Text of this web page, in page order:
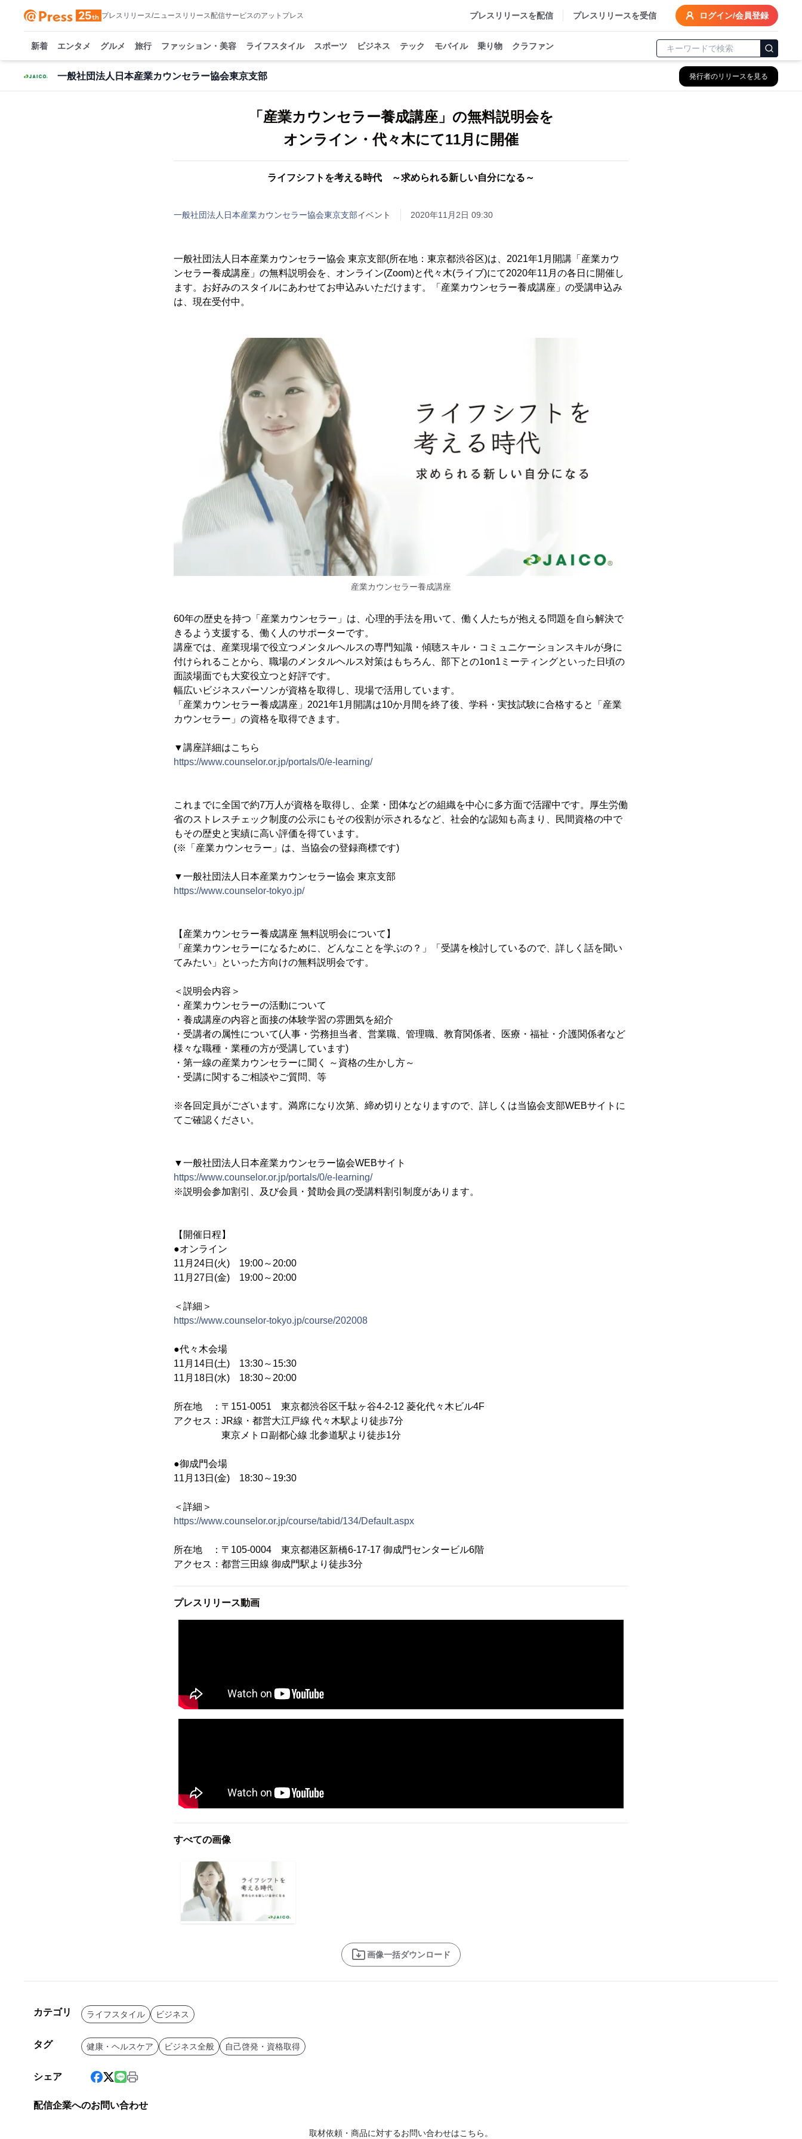
プレスリリース/ニュースリリース配信サービスのアットプレス プレスリリースを配信 プレスリリースを受信 ログイン/会員登録
新着 エンタメ グルメ 旅行 ファッション・美容 ライフスタイル スポーツ ビジネス テック モバイル 乗り物 クラファン
一般社団法人日本産業カウンセラー協会東京支部 発行者のリリースを見る
「産業カウンセラー養成講座」の無料説明会を
オンライン・代々木にて11月に開催
ライフシフトを考える時代 ～求められる新しい自分になる～
一般社団法人日本産業カウンセラー協会東京支部イベント 2020年11月2日 09:30
一般社団法人日本産業カウンセラー協会 東京支部(所在地：東京都渋谷区)は、2021年1月開講「産業カウ
ンセラー養成講座」の無料説明会を、オンライン(Zoom)と代々木(ライブ)にて2020年11月の各日に開催し
ます。お好みのスタイルにあわせてお申込みいただけます。「産業カウンセラー養成講座」の受講申込み
は、現在受付中。
産業カウンセラー養成講座
60年の歴史を持つ「産業カウンセラー」は、心理的手法を用いて、働く人たちが抱える問題を自ら解決で
きるよう支援する、働く人のサポーターです。
講座では、産業現場で役立つメンタルヘルスの専門知識・傾聴スキル・コミュニケーションスキルが身に
付けられることから、職場のメンタルヘルス対策はもちろん、部下との1on1ミーティングといった日頃の
面談場面でも大変役立つと好評です。
幅広いビジネスパーソンが資格を取得し、現場で活用しています。
「産業カウンセラー養成講座」2021年1月開講は10か月間を終了後、学科・実技試験に合格すると「産業
カウンセラー」の資格を取得できます。
▼講座詳細はこちら
https://www.counselor.or.jp/portals/0/e-learning/
これまでに全国で約7万人が資格を取得し、企業・団体などの組織を中心に多方面で活躍中です。厚生労働
省のストレスチェック制度の公示にもその役割が示されるなど、社会的な認知も高まり、民間資格の中で
もその歴史と実績に高い評価を得ています。
(※「産業カウンセラー」は、当協会の登録商標です)
▼一般社団法人日本産業カウンセラー協会 東京支部
https://www.counselor-tokyo.jp/
【産業カウンセラー養成講座 無料説明会について】
「産業カウンセラーになるために、どんなことを学ぶの？」「受講を検討しているので、詳しく話を聞い
てみたい」といった方向けの無料説明会です。
＜説明会内容＞
・産業カウンセラーの活動について
・養成講座の内容と面接の体験学習の雰囲気を紹介
・受講者の属性について(人事・労務担当者、営業職、管理職、教育関係者、医療・福祉・介護関係者など
様々な職種・業種の方が受講しています)
・第一線の産業カウンセラーに聞く ～資格の生かし方～
・受講に関するご相談やご質問、等
※各回定員がございます。満席になり次第、締め切りとなりますので、詳しくは当協会支部WEBサイトに
てご確認ください。
▼一般社団法人日本産業カウンセラー協会WEBサイト
https://www.counselor.or.jp/portals/0/e-learning/
※説明会参加割引、及び会員・賛助会員の受講料割引制度があります。
【開催日程】
●オンライン
11月24日(火) 19:00～20:00
11月27日(金) 19:00～20:00
＜詳細＞
https://www.counselor-tokyo.jp/course/202008
●代々木会場
11月14日(土) 13:30～15:30
11月18日(水) 18:30～20:00
所在地 ：〒151-0051 東京都渋谷区千駄ヶ谷4-2-12 菱化代々木ビル4F
アクセス：JR線・都営大江戸線 代々木駅より徒歩7分
東京メトロ副都心線 北参道駅より徒歩1分
●御成門会場
11月13日(金) 18:30～19:30
＜詳細＞
https://www.counselor.or.jp/course/tabid/134/Default.aspx
所在地 ：〒105-0004 東京都港区新橋6-17-17 御成門センタービル6階
アクセス：都営三田線 御成門駅より徒歩3分
プレスリリース動画
すべての画像
画像一括ダウンロード
カテゴリ ライフスタイル ビジネス
タグ 健康・ヘルスケア ビジネス全般 自己啓発・資格取得
シェア
配信企業へのお問い合わせ
取材依頼・商品に対するお問い合わせはこちら。